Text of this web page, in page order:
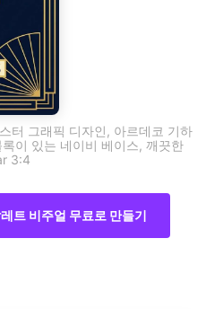
터 그래픽 디자인, 아르데코 기하
이 있는 네이비 베이스, 깨끗한
3:4
트 비주얼 무료로 만들기